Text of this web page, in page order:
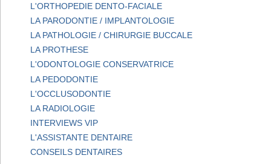
L'ORTHOPEDIE DENTO-FACIALE
LA PARODONTIE / IMPLANTOLOGIE
LA PATHOLOGIE / CHIRURGIE BUCCALE
LA PROTHESE
L'ODONTOLOGIE CONSERVATRICE
LA PEDODONTIE
L'OCCLUSODONTIE
LA RADIOLOGIE
INTERVIEWS VIP
L'ASSISTANTE DENTAIRE
CONSEILS DENTAIRES